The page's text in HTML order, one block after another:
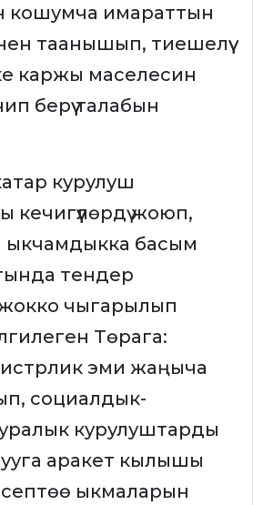
кошумча имараттын
таанышып, тиешелүү
каржы маселесин
берүү талабын
курулуш
жоюп,
ыкчамдыкка басым
тендер
чыгарылып
Төрага:
эми жаңыча
социалдык-
курулуштарды
аракет кылышы
ыкмаларын